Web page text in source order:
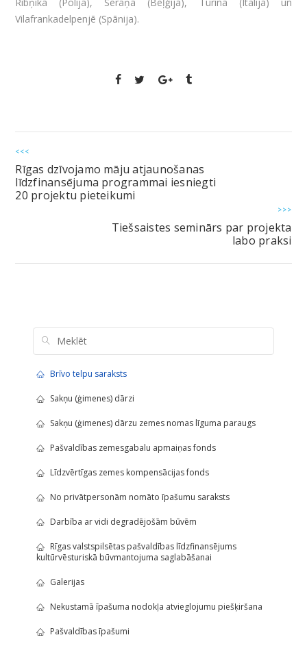
Vilafrankadelpenjē (Spānija).
<<<
Rīgas dzīvojamo māju atjaunošanas
līdzfinansējuma programmai iesniegti
20 projektu pieteikumi
>>>
Tiešsaistes seminārs par projekta
labo praksi
Brīvo telpu saraksts
Sakņu (ģimenes) dārzi
Sakņu (ģimenes) dārzu zemes nomas līguma paraugs
Pašvaldības zemesgabalu apmaiņas fonds
Līdzvērtīgas zemes kompensācijas fonds
No privātpersonām nomāto īpašumu saraksts
Darbība ar vidi degradējošām būvēm
Rīgas valstspilsētas pašvaldības līdzfinansējums
kultūrvēsturiskā būvmantojuma saglabāšanai
Galerijas
Nekustamā īpašuma nodokļa atvieglojumu piešķiršana
Pašvaldības īpašumi